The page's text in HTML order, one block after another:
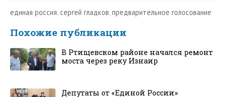
единая россия сергей гладков предварительное голосование
Похожие публикации
В Ртищевском районе начался ремонт
моста через реку Изнаир
Депутаты от «Единой России»